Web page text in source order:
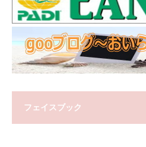
フェイスブック